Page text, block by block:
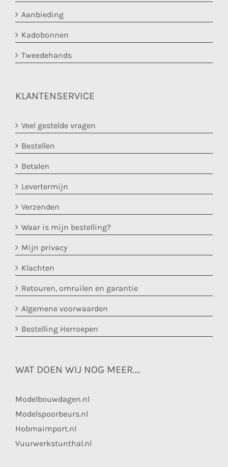
Aanbieding
Kadobonnen
Tweedehands
KLANTENSERVICE
Veel gestelde vragen
Bestellen
Betalen
Levertermijn
Verzenden
Waar is mijn bestelling?
Mijn privacy
Klachten
Retouren, omruilen en garantie
Algemene voorwaarden
Bestelling Herroepen
WAT DOEN WIJ NOG MEER….
Modelbouwdagen.nl
Modelspoorbeurs.nl
Hobmaimport.nl
Vuurwerkstunthal.nl